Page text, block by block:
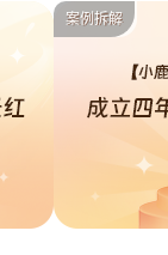
案例拆解